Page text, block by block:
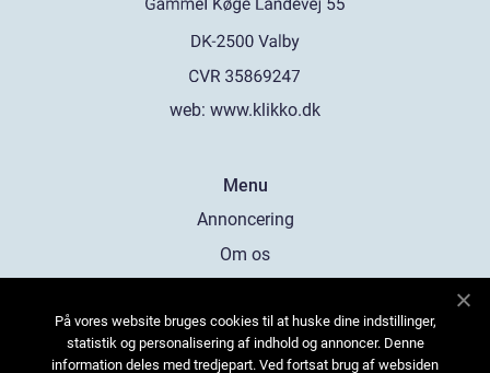
web: www.klikko.dk
Menu
Annoncering
Om os
Kontakt os
Sitemap
På vores website bruges cookies til at huske dine indstillinger,
statistik og personalisering af indhold og annoncer. Denne
information deles med tredjepart. Ved fortsat brug af websiden